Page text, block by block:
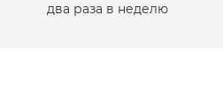
два раза в неделю